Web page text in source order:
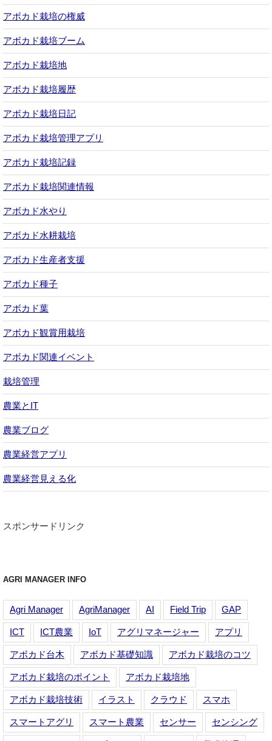
アボカド栽培の権威
アボカド栽培ブーム
アボカド栽培地
アボカド栽培履歴
アボカド栽培日記
アボカド栽培管理アプリ
アボカド栽培記録
アボカド栽培関連情報
アボカド水やり
アボカド水耕栽培
アボカド生産者支援
アボカド種子
アボカド葉
アボカド観賞用栽培
アボカド関連イベント
栽培管理
農業とIT
農業ブログ
農業経営アプリ
農業経営見える化
スポンサードリンク
AGRI MANAGER INFO
Agri Manager AgriManager AI Field Trip GAP
ICT ICT農業 IoT アグリマネージャー アプリ
アボカド台木 アボカド基礎知識 アボカド栽培のコツ
アボカド栽培のポイント アボカド栽培地
アボカド栽培技術 イラスト クラウド スマホ
スマートアグリ スマート農業 センサー センシング